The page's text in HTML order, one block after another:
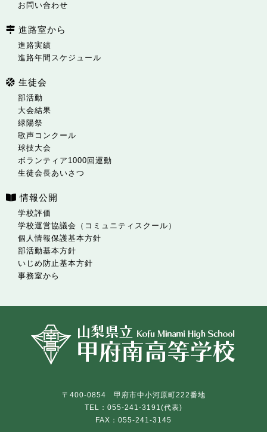
お問い合わせ
進路室から
進路実績
進路年間スケジュール
生徒会
部活動
大会結果
緑陽祭
歌声コンクール
球技大会
ボランティア1000回運動
生徒会長あいさつ
情報公開
学校評価
学校運営協議会（コミュニティスクール）
個人情報保護基本方針
部活動基本方針
いじめ防止基本方針
事務室から
〒400-0854 甲府市中小河原町222番地
TEL：055-241-3191(代表)
FAX：055-241-3145